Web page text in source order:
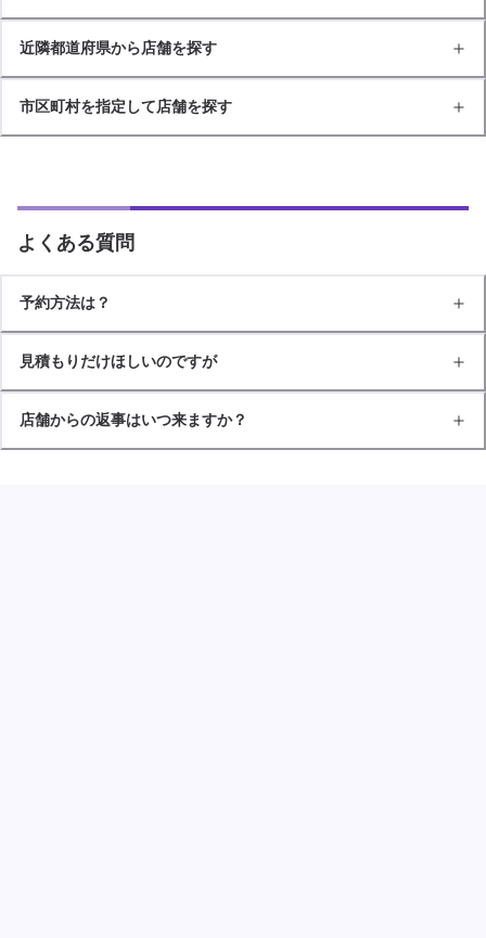
近隣都道府県から店舗を探す
市区町村を指定して店舗を探す
よくある質問
予約方法は？
見積もりだけほしいのですが
店舗からの返事はいつ来ますか？